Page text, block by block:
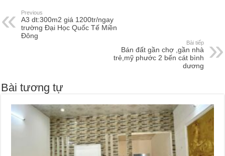
Previous
A3 dt:300m2 giá 1200tr/ngay
trường Đại Học Quốc Tế Miền
Đông
Bài tiếp
Bán đất gần chợ ,gần nhà
trẻ,mỹ phước 2 bến cát bình
dương
Bài tương tự